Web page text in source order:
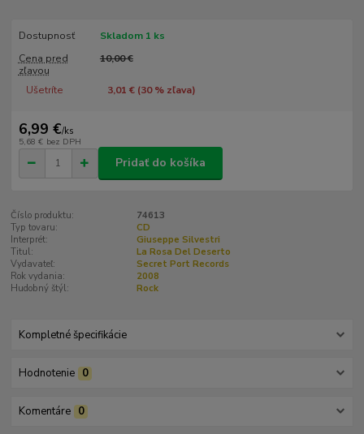
Dostupnosť
Skladom 1 ks
Cena pred
zľavou
10,00 €
Ušetríte 3,01 € (30% zľava)
6,99 €/ks
5,68 € bez DPH
Pridať do košíka
Číslo produktu:
74613
Typ tovaru:
CD
Interprét:
Giuseppe Silvestri
Titul:
La Rosa Del Deserto
Vydavateľ:
Secret Port Records
Rok vydania:
2008
Hudobný štýl:
Rock
Kompletné špecifikácie
Hodnotenie 0
Komentáre 0